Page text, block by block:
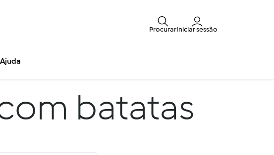
ProcurarIniciar sessão
Ajuda
batatas